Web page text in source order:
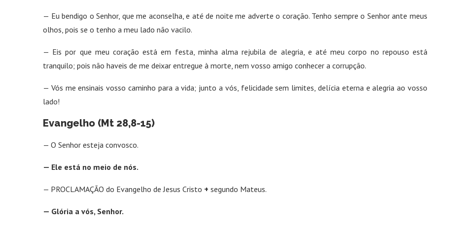
— Eu bendigo o Senhor, que me aconselha, e até de noite me adverte o coração. Tenho sempre o Senhor ante meus
olhos, pois se o tenho a meu lado não vacilo.
— Eis por que meu coração está em festa, minha alma rejubila de alegria, e até meu corpo no repouso está
tranquilo; pois não haveis de me deixar entregue à morte, nem vosso amigo conhecer a corrupção.
— Vós me ensinais vosso caminho para a vida; junto a vós, felicidade sem limites, delícia eterna e alegria ao vosso
lado!
Evangelho (Mt 28,8-15)
— O Senhor esteja convosco.
— Ele está no meio de nós.
— PROCLAMAÇÃO do Evangelho de Jesus Cristo + segundo Mateus.
— Glória a vós, Senhor.